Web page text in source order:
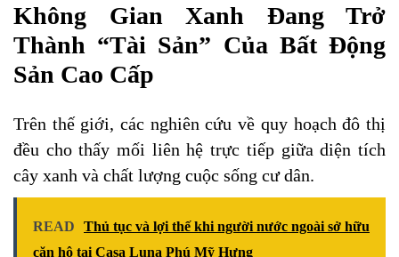
Không Gian Xanh Đang Trở
Thành “tài Sản” Của Bất Động
Sản Cao Cấp
Trên thế giới, các nghiên cứu về quy hoạch đô thị
đều cho thấy mối liên hệ trực tiếp giữa diện tích
cây xanh và chất lượng cuộc sống cư dân.
READ
Thủ tục và lợi thế khi người nước ngoài sở hữu
căn hộ tại Casa Luna Phú Mỹ Hưng